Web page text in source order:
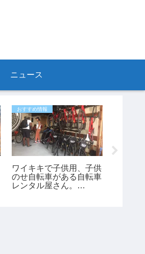
ニュース
おすすめ情報
ワイキキで子供用、子供
のせ自転車がある自転車
レンタル屋さん。